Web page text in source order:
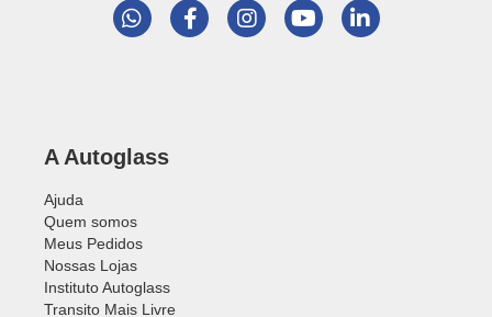
A Autoglass
Ajuda
Quem somos
Meus Pedidos
Nossas Lojas
Instituto Autoglass
Transito Mais Livre